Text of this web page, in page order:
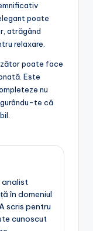
poate
atrăgând
relaxare.
poate face
Este
nu
te că
analist
în domeniul
scris pentru
cunoscut